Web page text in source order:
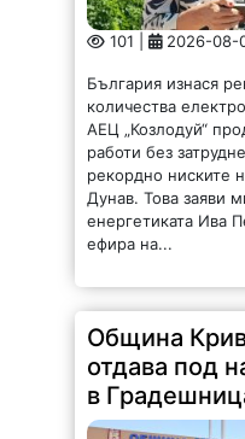
101 | 2026-08-
България изнася
количества
АЕЦ „Козлодуй“
работи без
рекордно ниските
Дунав. Това заяви
енергетиката Ива
ефира на...
Община
отдава под
в